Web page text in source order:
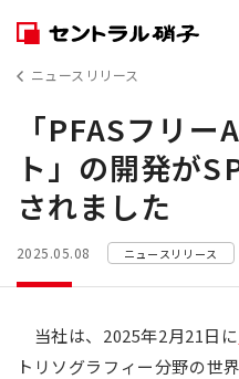
ニュースリリース
「PFASフリ
ト」の開発が
されました
2025.05.08 ニュースリリース
当社は、2025年2月21日に
トリソグラフィー分野の世